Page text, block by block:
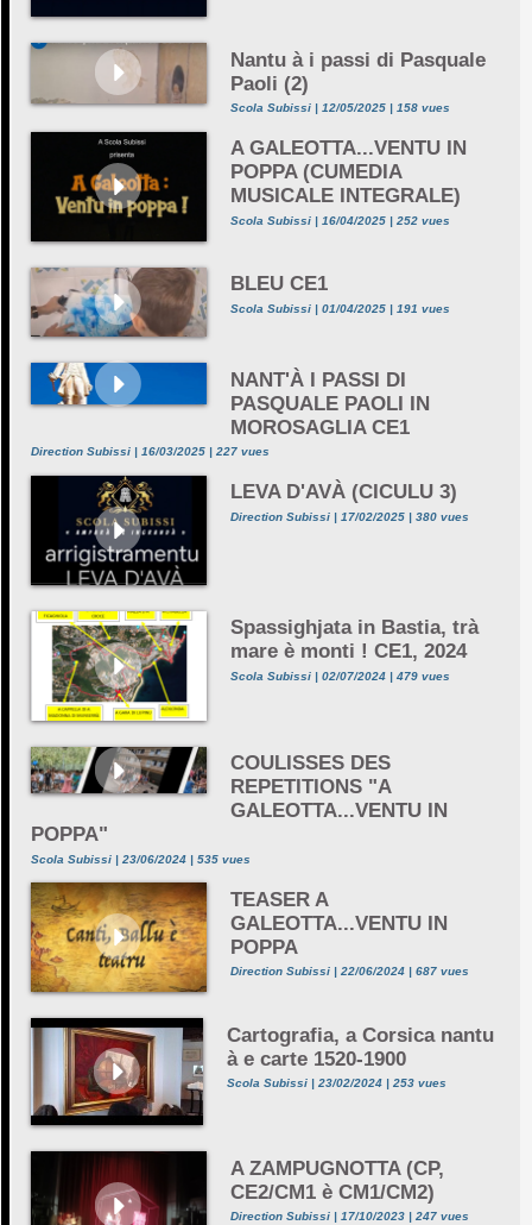
Nantu à i passi di Pasquale
Paoli (2)
Scola Subissi | 12/05/2025 | 158 vues
A GALEOTTA...VENTU IN
POPPA (CUMEDIA
MUSICALE INTEGRALE)
Scola Subissi | 16/04/2025 | 252 vues
BLEU CE1
Scola Subissi | 01/04/2025 | 191 vues
NANT'À I PASSI DI
PASQUALE PAOLI IN
MOROSAGLIA CE1
Direction Subissi | 16/03/2025 | 227 vues
LEVA D'AVÀ (CICULU 3)
Direction Subissi | 17/02/2025 | 380 vues
Spassighjata in Bastia, trà
mare è monti ! CE1, 2024
Scola Subissi | 02/07/2024 | 479 vues
COULISSES DES
REPETITIONS "A
GALEOTTA...VENTU IN
POPPA"
Scola Subissi | 23/06/2024 | 535 vues
TEASER A
GALEOTTA...VENTU IN
POPPA
Direction Subissi | 22/06/2024 | 687 vues
Cartografia, a Corsica nantu
à e carte 1520-1900
Scola Subissi | 23/02/2024 | 253 vues
A ZAMPUGNOTTA (CP,
CE2/CM1 è CM1/CM2)
Direction Subissi | 17/10/2023 | 247 vues